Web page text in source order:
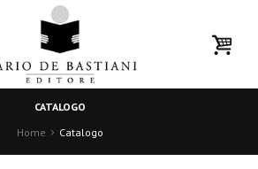
CATALOGO
Home
Catalogo